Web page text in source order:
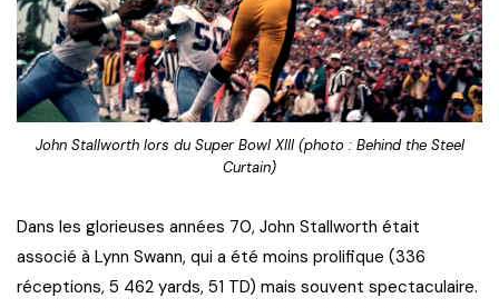
John Stallworth lors du Super Bowl XIII (photo : Behind the Steel
Curtain)
Dans les glorieuses années 70, John Stallworth était
associé à Lynn Swann, qui a été moins prolifique (336
réceptions, 5 462 yards, 51 TD) mais souvent spectaculaire.